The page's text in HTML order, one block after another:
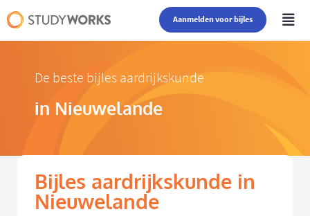
Aanmelden voor bijles
De beste bijles aardrijkskunde
in Nieuwelande
Bijles aardrijkskunde in
Nieuwelande